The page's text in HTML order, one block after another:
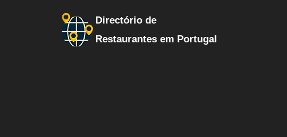
Directório de
Restaurantes em Portugal